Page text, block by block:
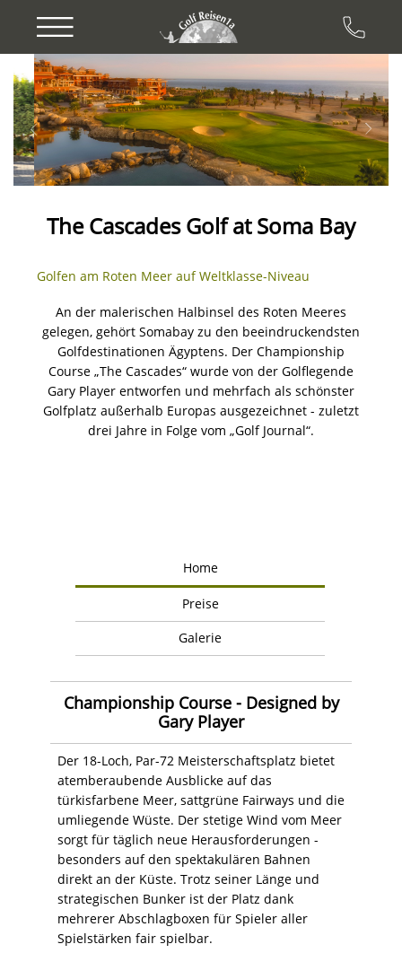
Previous Next
The Cascades Golf at Soma Bay
Golfen am Roten Meer auf Weltklasse-Niveau
An der malerischen Halbinsel des Roten Meeres
gelegen, gehört Somabay zu den beeindruckendsten
Golfdestinationen Ägyptens. Der Championship
Course „The Cascades“ wurde von der Golflegende
Gary Player entworfen und mehrfach als schönster
Golfplatz außerhalb Europas ausgezeichnet - zuletzt
drei Jahre in Folge vom „Golf Journal“.
Home
Preise
Galerie
Championship Course - Designed by
Gary Player
Der 18-Loch, Par-72 Meisterschaftsplatz bietet
atemberaubende Ausblicke auf das
türkisfarbene Meer, sattgrüne Fairways und die
umliegende Wüste. Der stetige Wind vom Meer
sorgt für täglich neue Herausforderungen -
besonders auf den spektakulären Bahnen
direkt an der Küste. Trotz seiner Länge und
strategischen Bunker ist der Platz dank
mehrerer Abschlagboxen für Spieler aller
Spielstärken fair spielbar.